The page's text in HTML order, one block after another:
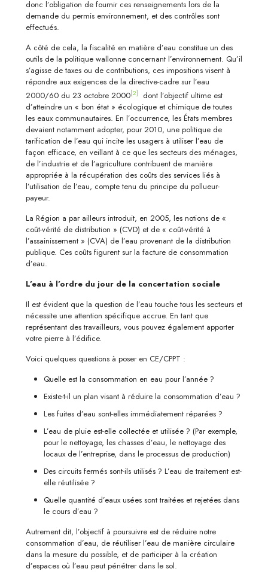
donc l’obligation de fournir ces renseignements lors de la
demande du permis environnement, et des contrôles sont
effectués.
A côté de cela, la fiscalité en matière d’eau constitue un des
outils de la politique wallonne concernant l’environnement. Qu’il
s’agisse de taxes ou de contributions, ces impositions visent à
répondre aux exigences de la directive-cadre sur l’eau
2000/60 du 23 octobre 2000[2]
dont l’objectif ultime est
d’atteindre un « bon état » écologique et chimique de toutes
les eaux communautaires. En l’occurrence, les États membres
devaient notamment adopter, pour 2010, une politique de
tarification de l’eau qui incite les usagers à utiliser l’eau de
façon efficace, en veillant à ce que les secteurs des ménages,
de l’industrie et de l’agriculture contribuent de manière
appropriée à la récupération des coûts des services liés à
l’utilisation de l’eau, compte tenu du principe du pollueur-
payeur.
La Région a par ailleurs introduit, en 2005, les notions de «
coût-vérité de distribution » (CVD) et de « coût-vérité à
l’assainissement » (CVA) de l’eau provenant de la distribution
publique. Ces coûts figurent sur la facture de consommation
d’eau.
L’eau à l’ordre du jour de la concertation sociale
Il est évident que la question de l’eau touche tous les secteurs et
nécessite une attention spécifique accrue. En tant que
représentant des travailleurs, vous pouvez également apporter
votre pierre à l’édifice.
Voici quelques questions à poser en CE/CPPT :
Quelle est la consommation en eau pour l’année ?
Existe-t-il un plan visant à réduire la consommation d’eau ?
Les fuites d’eau sont-elles immédiatement réparées ?
L’eau de pluie est-elle collectée et utilisée ? (Par exemple,
pour le nettoyage, les chasses d’eau, le nettoyage des
locaux de l’entreprise, dans le processus de production)
Des circuits fermés sont-ils utilisés ? L’eau de traitement est-
elle réutilisée ?
Quelle quantité d’eaux usées sont traitées et rejetées dans
le cours d’eau ?
Autrement dit, l’objectif à poursuivre est de réduire notre
consommation d’eau, de réutiliser l’eau de manière circulaire
dans la mesure du possible, et de participer à la création
d’espaces où l’eau peut pénétrer dans le sol.